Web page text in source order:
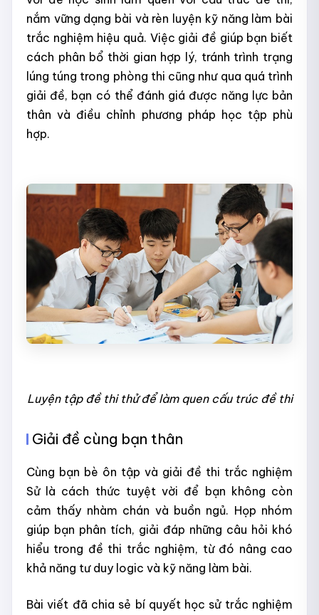
nắm vững dạng bài và rèn luyện kỹ năng làm bài
trắc nghiệm hiệu quả. Việc giải đề giúp bạn biết
cách phân bổ thời gian hợp lý, tránh trình trạng
lúng túng trong phòng thi cũng như qua quá trình
giải đề, bạn có thể đánh giá được năng lực bản
thân và điều chỉnh phương pháp học tập phù
hợp.
Luyện tập đề thi thử để làm quen cấu trúc đề thi
Giải đề cùng bạn thân
Cùng bạn bè ôn tập và giải đề thi trắc nghiệm
Sử là cách thức tuyệt vời để bạn không còn
cảm thấy nhàm chán và buồn ngủ. Họp nhóm
giúp bạn phân tích, giải đáp những câu hỏi khó
hiểu trong đề thi trắc nghiệm, từ đó nâng cao
khả năng tư duy logic và kỹ năng làm bài.
Bài viết đã chia sẻ bí quyết học sử trắc nghiệm